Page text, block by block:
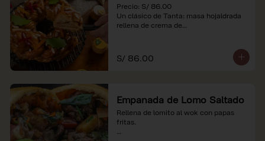
Precio: S/ 86.00
Un clásico de Tanta: masa hojaldrada
rellena de crema de
*Nuestros precios están expresados en
soles e incluyen impuestos de ley y
S/ 86.00
Empanada de Lomo Saltado
Rellena de lomito al wok con papas
fritas.